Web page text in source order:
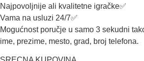
Najpovoljnije ali kvalitetne igračke✅
Vama na usluzi 24/7✅
Mogućnost poručje u samo 3 sekudni
ime, prezime, mesto, grad, broj telefona.